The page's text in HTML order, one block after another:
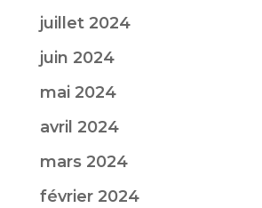
juillet 2024
juin 2024
mai 2024
avril 2024
mars 2024
février 2024